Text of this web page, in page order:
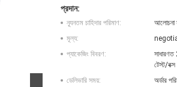
প্রদান:
ন্যূনতম চাহিদার পরিমাণ:
আলোচনা
মূল্য:
প্যাকেজিং বিবরণ:
টেস্ট/
ডেলিভারি সময়:
অর্ডার